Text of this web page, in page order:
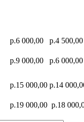
р.6 000,00
р.4 500,00
р.9 000,00
р.6 000,00
р.15 000,00 р.14
р.19 000,00 р.18